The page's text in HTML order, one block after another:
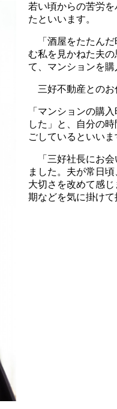
若い頃からの苦労
たといいます。
「酒屋をたたんだ
む私を見かねた夫
て、マンションを購
三好不動産とのお
「マンションの購
した」と、自分の
ごしているといいま
「三好社長にお会
ました。夫が常日
大切さを改めて感
期などを気に掛けて